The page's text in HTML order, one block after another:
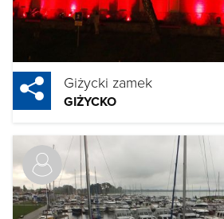
Giżycki zamek
GIŻYCKO